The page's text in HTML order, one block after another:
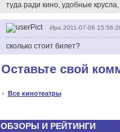
туда ради кино, удобные
Ира 2011-07-06
сколько стоит билет?
Оставьте свой
• Все кинотеатры
ОБЗОРЫ И РЕЙТИНГИ